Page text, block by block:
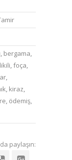
, bergama,
,foça,
,
, kiraz,
, ödemiş,
paylaşın: